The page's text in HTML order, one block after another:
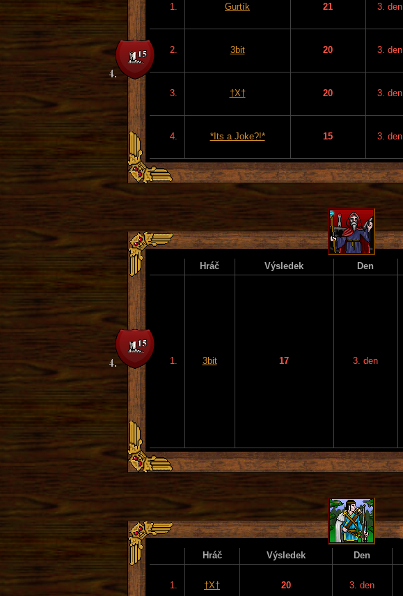
1. Gurtík 21 3. den
2. 3bit 20 3. den
3. †X† 20 3. den
4. *Its a Joke?!* 15 3. den
Hráč Výsledek Den
1. 3bit 17 3. den
Hráč Výsledek Den
1. †X† 20 3. den